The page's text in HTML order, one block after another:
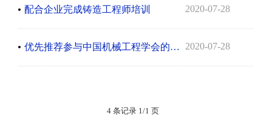
配合企业完成铸造工程师培训 2020-07-28
优先推荐参与中国机械工程学会的团体标准制修订业务 2020-07-28
4 条记录 1/1 页